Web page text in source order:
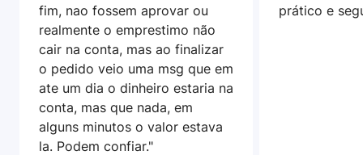
fim, nao fossem aprovar ou
realmente o emprestimo não
cair na conta, mas ao finalizar
o pedido veio uma msg que em
ate um dia o dinheiro estaria na
conta, mas que nada, em
alguns minutos o valor estava
la. Podem confiar."
prático e